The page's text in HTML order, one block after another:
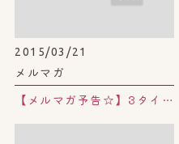
2015/03/21
メルマガ
【メルマガ予告☆】3タイプの花粉症に合った、よもぎ蒸しトッピングプレゼントキャンペーン。